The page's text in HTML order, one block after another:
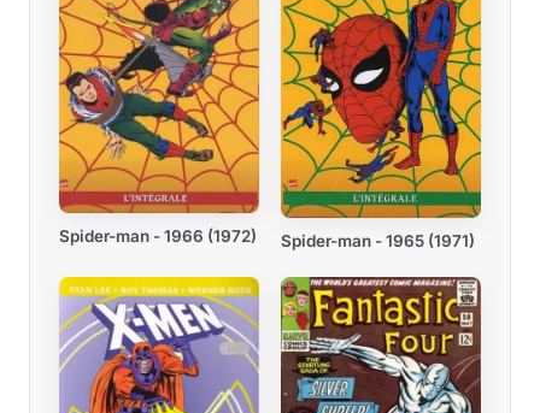
Spider-man - 1966 (1972) Spider-man - 1965 (1971)